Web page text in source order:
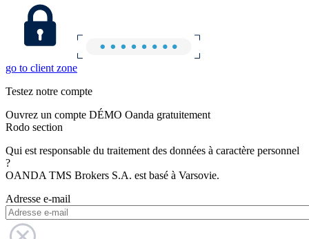
go to client zone
Testez notre compte
Ouvrez un compte DÉMO Oanda gratuitement
Rodo section
Qui est responsable du traitement des données à caractère personnel
?
OANDA TMS Brokers S.A. est basé à Varsovie.
Adresse e-mail